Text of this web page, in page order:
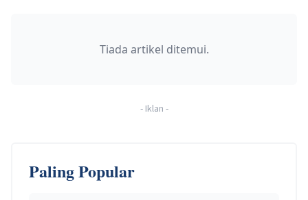
Tiada artikel ditemui.
- Iklan -
Paling Popular